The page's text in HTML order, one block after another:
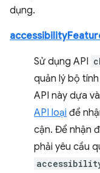
dụng.
Sử dụng API
quản lý bộ
API này dựa
API loại để
cận. Để nhận
phải yêu cầu